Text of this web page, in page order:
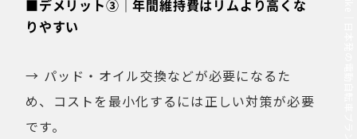
■デメリット③｜年間維持費はリムより高くな
りやすい
→ パッド・オイル交換などが必要になるた
め、コストを最小化するには正しい対策が必要
です。